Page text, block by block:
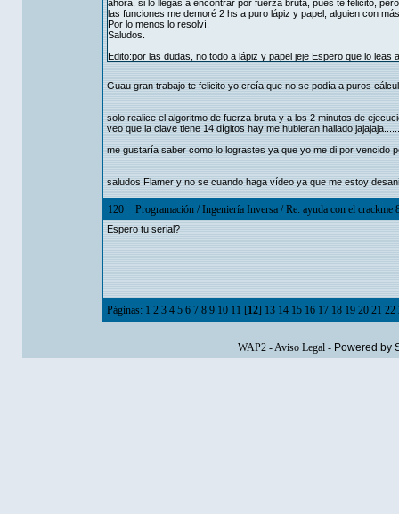
ahora, si lo llegas a encontrar por fuerza bruta, pues te felicito,
las funciones me demoré 2 hs a puro lápiz y papel, alguien con
Por lo menos lo resolví.
Saludos.
Edito:por las dudas, no todo a lápiz y papel jeje Espero que lo leas
Guau gran trabajo te felicito yo creía que no se podía a puros
solo realice el algoritmo de fuerza bruta y a los 2 minutos de
veo que la clave tiene 14 dígitos hay me hubieran hallado
me gustaría saber como lo lograstes ya que yo me di por vencido
saludos Flamer y no se cuando haga vídeo ya que me estoy
120 Programación/Ingeniería Inversa/Re: ayuda con el crackme
Espero tu serial?
Páginas: 1 2 3 4 5 6 7 8 9 10 11 [12] 13 14 15 16 17 18 19 20 21 22
WAP2-Aviso Legal- Powered by